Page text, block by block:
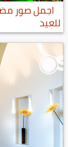
اجمل صور
للعيد